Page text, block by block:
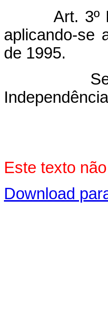
Art. 3º
aplicando-se
de 1995.
Senado
Este texto
Download